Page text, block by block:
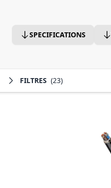
SPECIFICATIONS
FILTRES (23)